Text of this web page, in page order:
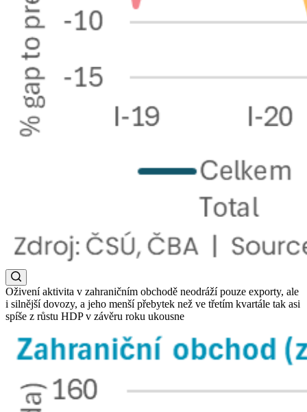
Oživení aktivita v zahraničním obchodě neodráží pouze exporty, ale
i silnější dovozy, a jeho menší přebytek než ve třetím kvartále tak asi
spíše z růstu HDP v závěru roku ukousne